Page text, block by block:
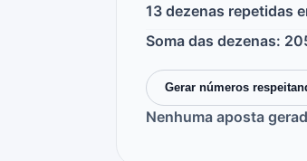
13 dezenas repetidas
Soma das dezenas:
Gerar números
Nenhuma aposta